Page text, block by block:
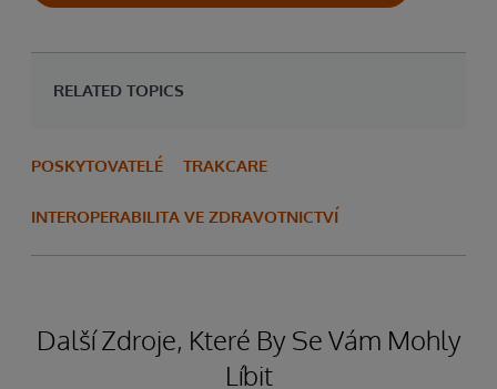
RELATED TOPICS
POSKYTOVATELÉ TRAKCARE
INTEROPERABILITA VE ZDRAVOTNICTVÍ
Další Zdroje, Které By Se Vám Mohly
Líbit